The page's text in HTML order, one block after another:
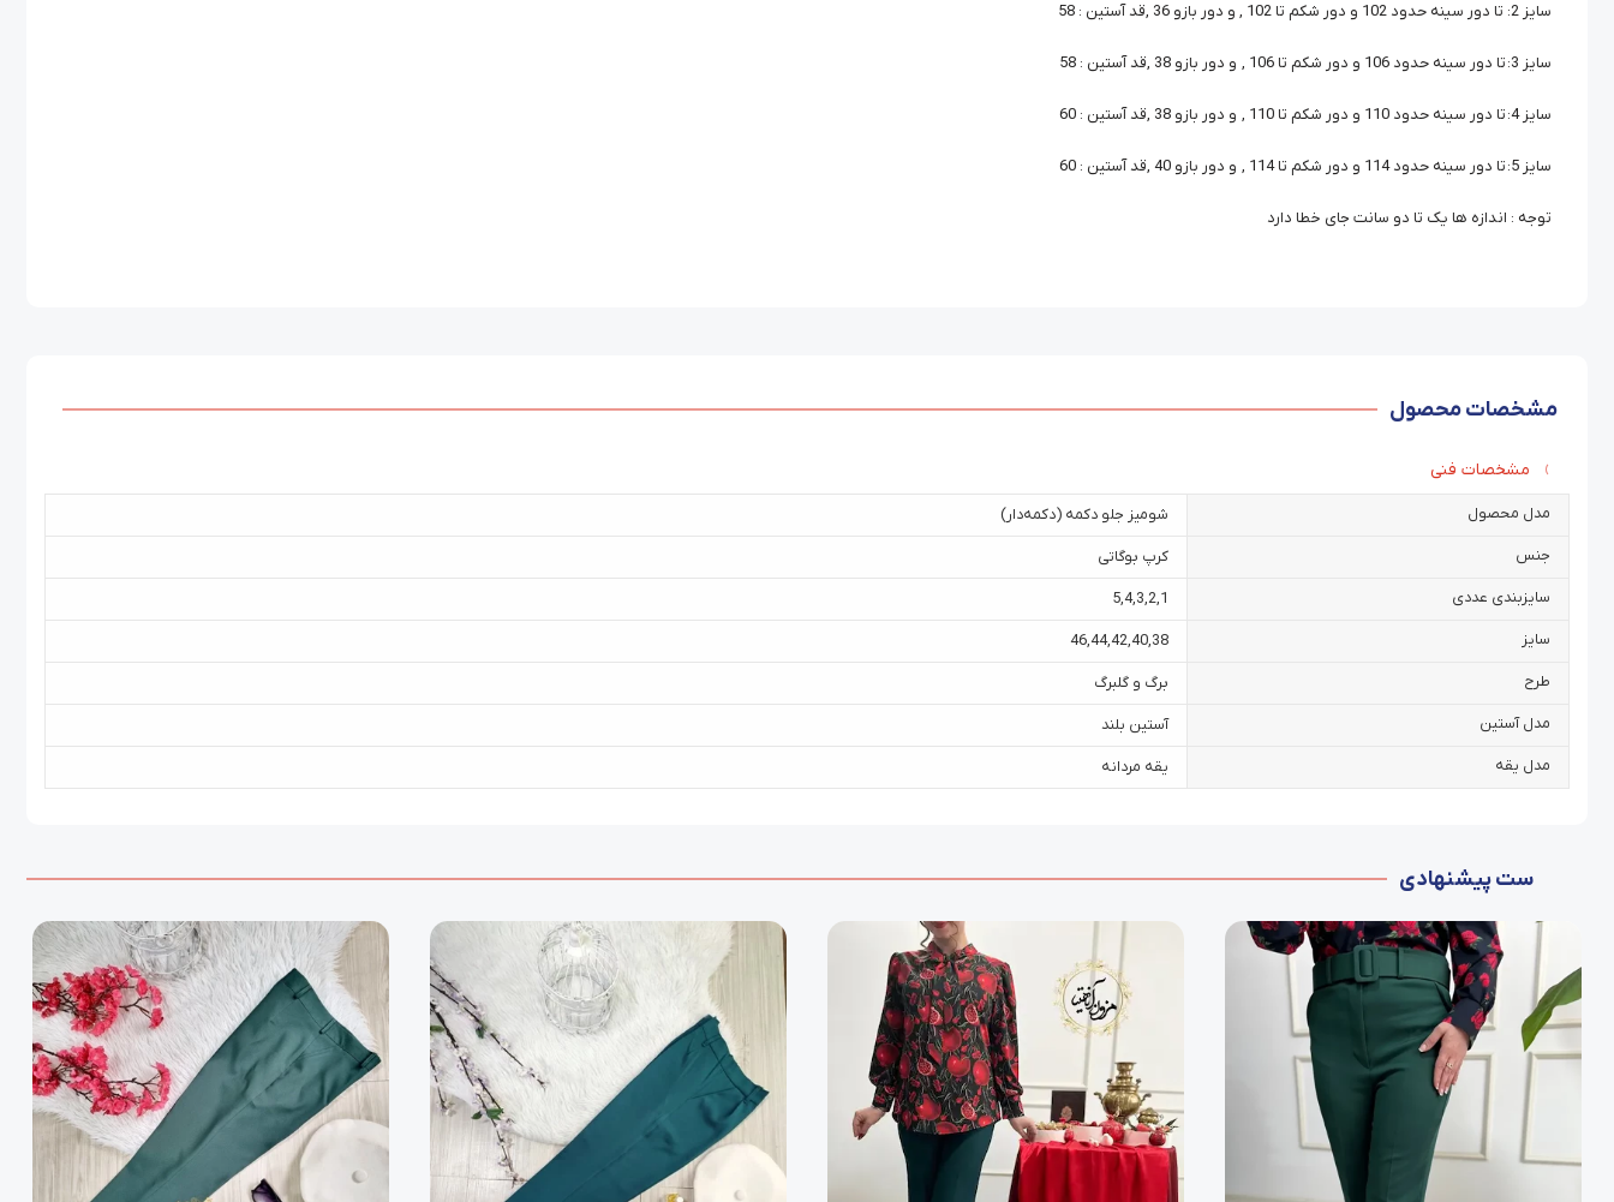
سایز 2: تا دور سینه حدود 102 و دور شکم تا 102 , و دور بازو 36 ,قد آستین : 58
سایز 3: تا دور سینه حدود 106 و دور شکم تا 106 , و دور بازو 38 ,قد آستین : 58
سایز 4: تا دور سینه حدود 110 و دور شکم تا 110 , و دور بازو 38 ,قد آستین : 60
سایز 5: تا دور سینه حدود 114 و دور شکم تا 114 , و دور بازو 40 ,قد آستین : 60
توجه : اندازه ها یک تا دو سانت جای خطا دارد
مشخصات محصول
مشخصات فنی
مدل محصول شومیز جلو دکمه (دکمه‌دار)
جنس کرپ بوگاتی
سایزبندی عددی 1
,
2
,
3
,
4
,
5
سایز 38
,
40
,
42
,
44
,
46
طرح برگ و گلبرگ
مدل آستین آستین بلند
مدل یقه یقه مردانه
ست پیشنهادی